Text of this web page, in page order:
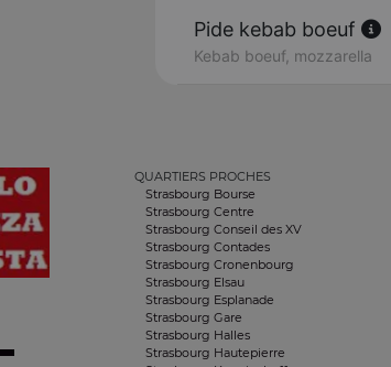
Pide kebab boeuf
Kebab boeuf, mozzarella
QUARTIERS PROCHES
Strasbourg Bourse
Strasbourg Centre
Strasbourg Conseil des XV
Strasbourg Contades
Strasbourg Cronenbourg
Strasbourg Elsau
Strasbourg Esplanade
Strasbourg Gare
Strasbourg Halles
Strasbourg Hautepierre